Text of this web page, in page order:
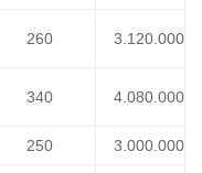
260 3.120.000
340 4.080.000
250 3.000.000